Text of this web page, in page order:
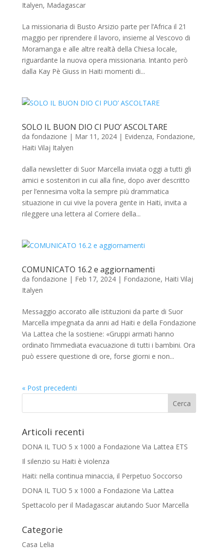
Italyen, Madagascar
La missionaria di Busto Arsizio parte per l’Africa il 21
maggio per riprendere il lavoro, insieme al Vescovo di
Moramanga e alle altre realtà della Chiesa locale,
riguardante la nuova opera missionaria. Intanto però
dalla Kay Pè Giuss in Haiti momenti di...
SOLO IL BUON DIO CI PUO’ ASCOLTARE
da fondazione | Mar 11, 2024| Evidenza, Fondazione,
Haiti Vilaj Italyen
dalla newsletter di Suor Marcella inviata oggi a tutti gli
amici e sostenitori in cui alla fine, dopo aver descritto
per l’ennesima volta la sempre più drammatica
situazione in cui vive la povera gente in Haiti, invita a
rileggere una lettera al Corriere della...
COMUNICATO 16.2 e aggiornamenti
da fondazione | Feb 17, 2024| Fondazione, Haiti Vilaj
Italyen
Messaggio accorato alle istituzioni da parte di Suor
Marcella impegnata da anni ad Haiti e della Fondazione
Via Lattea che la sostiene: «Gruppi armati hanno
ordinato l’immediata evacuazione di tutti i bambini. Ora
può essere questione di ore, forse giorni e non...
« Post precedenti
Articoli recenti
DONA IL TUO 5 x 1000 a Fondazione Via Lattea ETS
Il silenzio su Haiti è violenza
Haiti: nella continua minaccia, il Perpetuo Soccorso
DONA IL TUO 5 x 1000 a Fondazione Via Lattea
Spettacolo per il Madagascar aiutando Suor Marcella
Categorie
Casa Lelia